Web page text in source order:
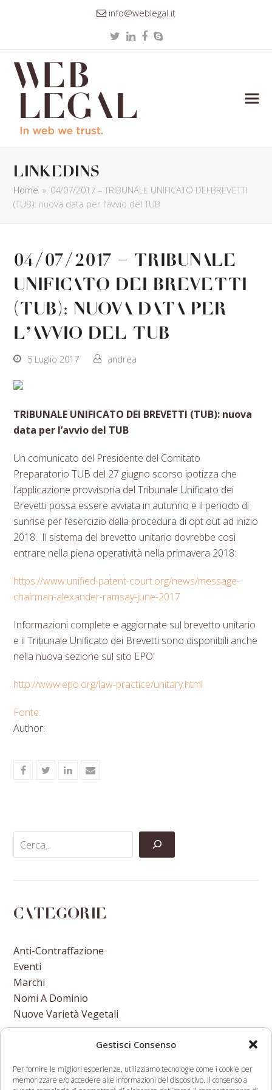
Gestisci Consenso
Per fornire le migliori esperienze, utilizziamo tecnologie come i cookie per
memorizzare e/o accedere alle informazioni del dispositivo. Il consenso a
info@weblegal.it
TwitterLinkedIn
Facebook
Skype
linkedins
Home » 04/07/2017 – TRIBUNALE UNIFICATO DEI BREVETTI
(TUB): nuova data per l’avvio del TUB
04/07/2017 – TRIBUNALE
UNIFICATO DEI BREVETTI
(TUB): nuova data per
l’avvio del TUB
5 Luglio 2017 andrea
TRIBUNALE UNIFICATO DEI BREVETTI (TUB): nuova
data per l’avvio del TUB
Un comunicato del Presidente del Comitato
Preparatorio TUB del 27 giugno scorso ipotizza che
l’applicazione provvisoria del Tribunale Unificato dei
Brevetti possa essere avviata in autunno e il periodo di
sunrise per l’esercizio della procedura di opt out ad inizio
2018. Il sistema del brevetto unitario dovrebbe così
entrare nella piena operatività nella primavera 2018:
https://www.unified-patent-court.org/news/message-
chairman-alexander-ramsay-june-2017
Informazioni complete e aggiornate sul brevetto unitario
e il Tribunale Unificato dei Brevetti sono disponibili anche
nella nuova sezione sul sito EPO:
http://www.epo.org/law-practice/unitary.html
Fonte:
Author:
ShareShareShareShare
Categorie
Anti-Contraffazione
Eventi
Marchi
Nomi A Dominio
Nuove Varietà Vegetali